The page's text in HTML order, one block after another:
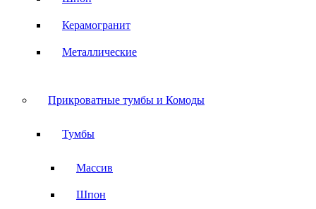
Керамогранит
Металлические
Прикроватные тумбы и Комоды
Тумбы
Массив
Шпон